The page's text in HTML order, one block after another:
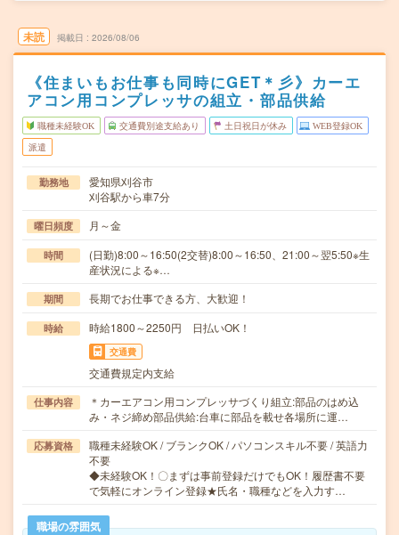
未読 掲載日 2026/08/06
《住まいもお仕事も同時にGET＊彡》カーエ
アコン用コンプレッサの組立・部品供給
職種未経験OK 交通費別途支給あり 土日祝日が休み WEB登録OK
派遣
勤務地
愛知県刈谷市
刈谷駅から車7分
曜日頻度 月～金
時間
(日勤)8:00～16:50(2交替)8:00～16:50、21:00～翌5:50※生
産状況による※…
期間 長期でお仕事できる方、大歓迎！
時給 時給1800～2250円 日払いOK！
交通費
交通費規定内支給
仕事内容
＊カーエアコン用コンプレッサづくり組立:部品のはめ込
み・ネジ締め部品供給:台車に部品を載せ各場所に運…
応募資格
職種未経験OK / ブランクOK / パソコンスキル不要 / 英語力
不要
◆未経験OK！〇まずは事前登録だけでもOK！履歴書不要
で気軽にオンライン登録★氏名・職種などを入力す…
職場の雰囲気